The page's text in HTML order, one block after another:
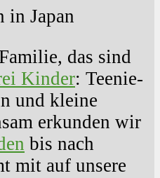
das sind
Kinder: Teenie-
und kleine
erkunden wir
bis nach
mit auf unsere